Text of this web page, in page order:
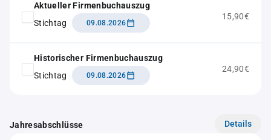
Aktueller Firmenbuchauszug
Stichtag
09.08.2026
15,90€
Historischer Firmenbuchauszug
Stichtag
09.08.2026
24,90€
Jahresabschlüsse Details